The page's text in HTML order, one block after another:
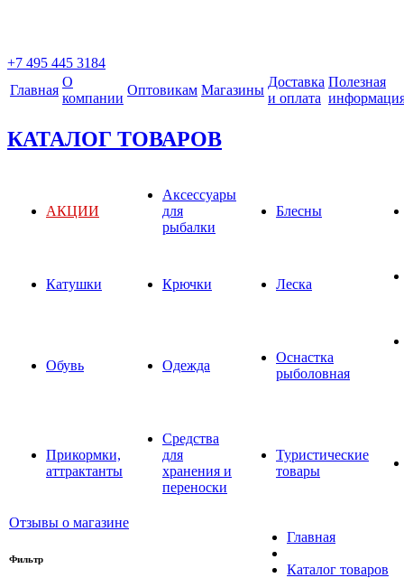
+7 495 445 3184
Главная
О
компании
Оптовикам Магазины
Доставка
и оплата
Полезная
КАТАЛОГ ТОВАРОВ
АКЦИИ
Аксессуары
для
рыбалки
Блесны
Катушки Крючки Леска
Обувь Одежда
Оснастка
рыболовная
Прикормки,
аттрактанты
Средства
для
хранения и
переноски
Туристические
товары
Отзывы о магазине
Фильтр
Главная
Каталог товаров